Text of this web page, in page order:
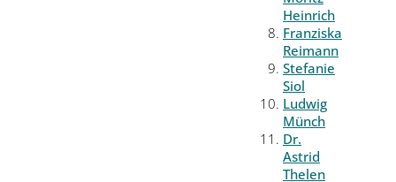
Heinrich
Franziska
Reimann
Stefanie
Siol
Ludwig
Münch
Dr.
Astrid
Thelen